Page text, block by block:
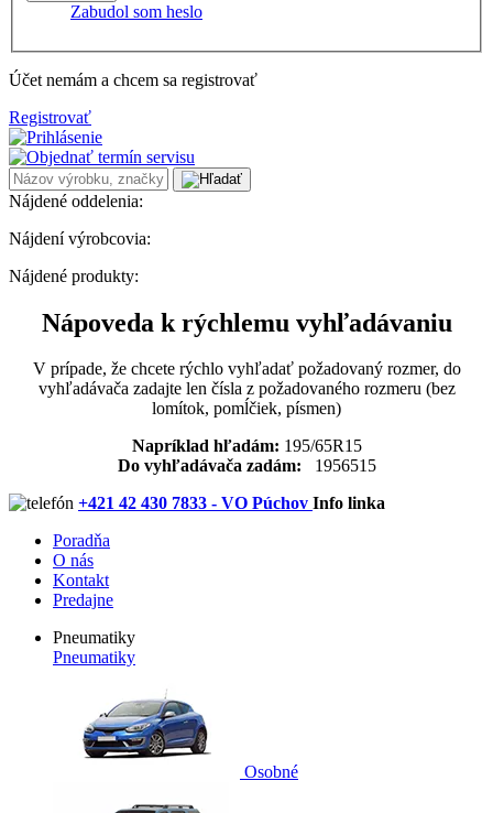
Zabudol som heslo
Účet nemám a chcem sa registrovať
Registrovať
Nájdené oddelenia:
Nájdení výrobcovia:
Nájdené produkty:
Nápoveda k rýchlemu vyhľadávaniu
V prípade, že chcete rýchlo vyhľadať požadovaný rozmer, do
vyhľadávača zadajte len čísla z požadovaného rozmeru (bez
lomítok, pomĺčiek, písmen)
Napríklad hľadám: 195/65R15
Do vyhľadávača zadám: 1956515
+421 42 430 7833 - VO Púchov Info linka
Poradňa
O nás
Kontakt
Predajne
Pneumatiky
Pneumatiky
Osobné